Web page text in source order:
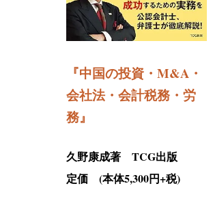
『中国の投資・M&A・
会社法・会計税務・労
務』
久野康成著 TCG出版
定価 (本体5,300円+税)